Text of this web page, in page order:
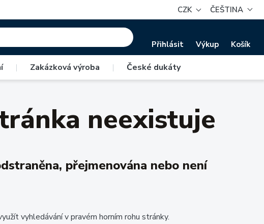
CZK ČEŠTINA
Přihlásit Výkup Košík
| Zakázková výroba | České dukáty
neexistuje
přejmenována nebo není
vyhledávání v pravém horním rohu stránky.